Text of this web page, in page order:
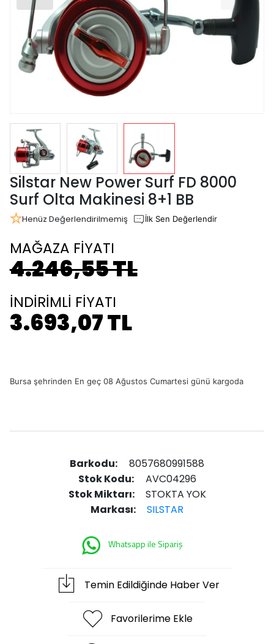
Silstar New Power Surf FD 8000
Surf Olta Makinesi 8+1 BB
Henüz Değerlendirilmemiş İlk Sen Değerlendir
MAĞAZA FİYATI
4.246,55 TL
İNDİRİMLİ FİYATI
3.693,07 TL
Bursa şehrinden En geç 08 Ağustos Cumartesi günü kargoda
Barkodu:
8057680991588
Stok Kodu:
AVC04296
Stok Miktarı:
STOKTA YOK
Markası:
SILSTAR
Whatsapp ile Sipariş
Temin Edildiğinde Haber Ver
Favorilerime Ekle